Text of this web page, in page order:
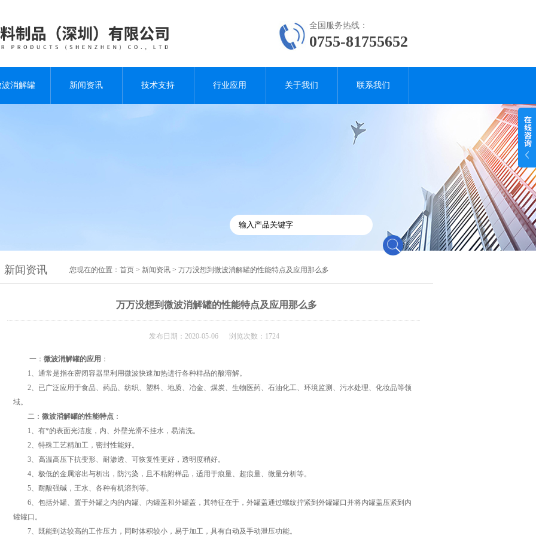
全国服务热线：
0755-81755652
波消解罐 新闻资讯 技术支持 行业应用 关于我们 联系我们
新闻资讯 您现在的位置： 首页 > 新闻资讯 > 万万没想到微波消解罐的性能特点及应用那么多
万万没想到微波消解罐的性能特点及应用那么多
发布日期：2020-05-06 浏览次数：1724
一： 微波消解罐的应用 ：
1、通常是指在密闭容器里利用微波快速加热进行各种样品的酸溶解。
2、已广泛应用于食品、药品、纺织、塑料、地质、冶金、煤炭、生物医药、石油化工、环境监测、污水处理、化妆品等领
域。
二： 微波消解罐的性能特点 ：
1、有*的表面光洁度，内、外壁光滑不挂水，易清洗。
2、特殊工艺精加工，密封性能好。
3、高温高压下抗变形、耐渗透、可恢复性更好，透明度稍好。
4、极低的金属溶出与析出，防污染，且不粘附样品，适用于痕量、超痕量、微量分析等。
5、耐酸强碱，王水、各种有机溶剂等。
6、包括外罐、置于外罐之内的内罐、内罐盖和外罐盖，其特征在于，外罐盖通过螺纹拧紧到外罐罐口并将内罐盖压紧到内
罐罐口。
7、既能到达较高的工作压力，同时体积较小，易于加工，具有自动及手动泄压功能。